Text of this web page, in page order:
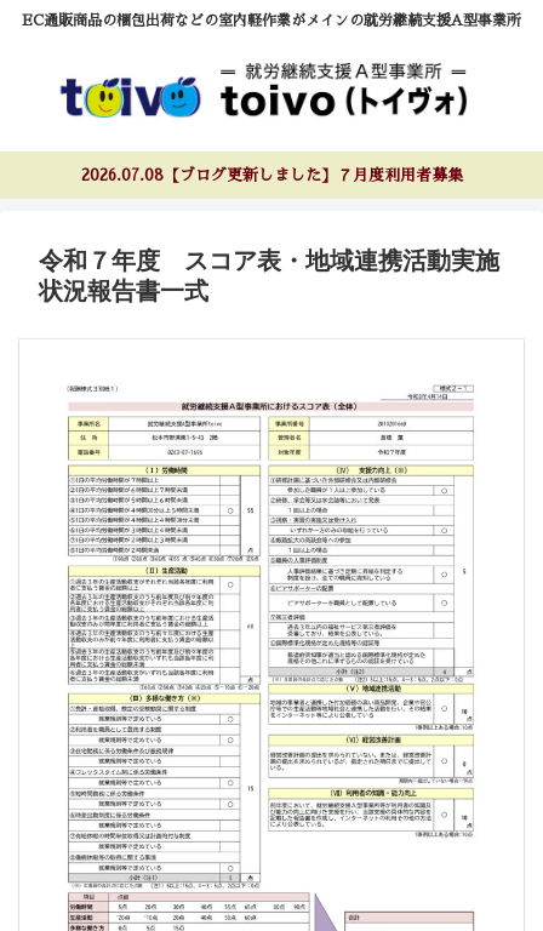
EC通販商品の梱包出荷などの室内軽作業がメインの就労継続支援A型事業所
2026.07.08【ブログ更新しました】７月度利用者募集
令和７年度 スコア表・地域連携活動実施
状況報告書一式